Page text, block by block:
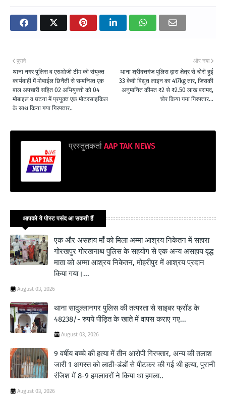
और नया
थाना श्रीदत्तगंज पुलिस द्वारा क्षेत्र से चोरी हुई
33 केवी विद्युत लाइन का 417kg तार, जिसकी
अनुमानित कीमत ₹2 से ₹2.50 लाख बरामद,
चोर किया गया गिरफ्तार...
पुराने
थाना नगर पुलिस व एसओजी टीम की संयुक्त
कार्यवाही में मोबाईल छिनैती से सम्बन्धित एक
बाल अपचारी सहित 02 अभियुक्तो को 04
मोबाइल व घटना में प्रयुक्त एक मोटरसाइकिल
के साथ किया गया गिरफ्तार..
प्रस्तुतकर्ता AAP TAK NEWS
आपको ये पोस्ट पसंद आ सकती हैं
एक और असहाय माँ को मिला अम्मा आश्रय निकेतन में सहारा
गोरखपुर गोरखनाथ पुलिस के सहयोग से एक अन्य असहाय वृद्ध
माता को अम्मा आश्रय निकेतन, मोहरीपुर में आश्रय प्रदान
किया गया।...
August 03, 2026
थाना सादुल्लानगर पुलिस की तत्परता से साइबर फ्रॉड के
48238/- रुपये पीड़ित के खाते में वापस कराए गए...
August 03, 2026
9 वर्षीय बच्चे की हत्या में तीन आरोपी गिरफ्तार, अन्य की तलाश
जारी 1 अगस्त को लाठी-डंडों से पीटकर की गई थी हत्या, पुरानी
रंजिश में 8-9 हमलावरों ने किया था हमला..
August 03, 2026